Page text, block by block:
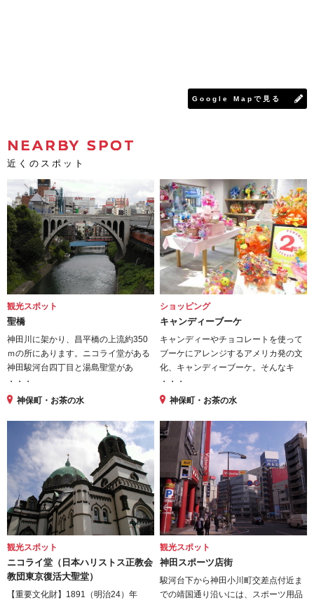
Google Mapで見る
NEARBY SPOT
近くのスポット
観光スポット
聖橋
神田川に架かり、昌平橋の上流約350
ｍの所にあります。ニコライ堂がある
神田駿河台四丁目と湯島聖堂があ
・・・
神保町・お茶の水
ショッピング
キャンディーブーケ
キャンディーやチョコレートを使って
ブーケにアレンジするアメリカ発の文
化、キャンディーブーケ。そんなキ
・・・
神保町・お茶の水
観光スポット
ニコライ堂（日本ハリストス正教会
教団東京復活大聖堂）
【重要文化財】1891（明治24）年
観光スポット
神田スポーツ店街
駿河台下から神田小川町交差点付近ま
での靖国通り沿いには、スポーツ用品